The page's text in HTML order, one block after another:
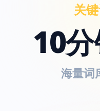
关
10
海量词